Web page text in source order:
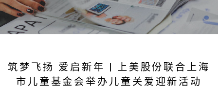
筑梦飞扬 爱启新年 | 上美股份联合上海
市儿童基金会举办儿童关爱迎新活动